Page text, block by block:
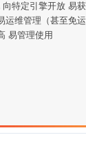
特定引擎开放 易
运维管理（甚至免
易管理使用